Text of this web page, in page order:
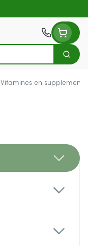
Zoek
Vitamines en